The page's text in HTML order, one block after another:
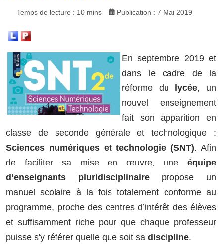
Temps de lecture : 10 mins Publication : 7 Mai 2019
En septembre 2019 et
dans le cadre de la
réforme du
lycée, un
nouvel enseignement
fait son apparition en
classe de seconde générale et technologique :
Sciences numériques et technologie (SNT). Afin
de faciliter sa mise en œuvre, une équipe
d’enseignants pluridisciplinairepropose un
manuel scolaire à la fois totalement conforme au
programme, proche des centres d’intérêt des élèves
et suffisamment riche pour que chaque professeur
puisse s'y référer quelle que soit sa discipline.